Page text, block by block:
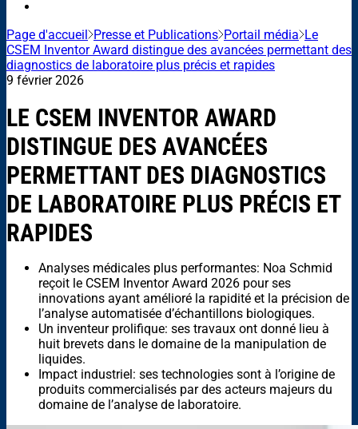
Page d'accueil Presse et Publications Portail média Le
CSEM Inventor Award distingue des avancées permettant des
diagnostics de laboratoire plus précis et rapides
9 février 2026
LE CSEM INVENTOR AWARD
DISTINGUE DES AVANCÉES
PERMETTANT DES DIAGNOSTICS
DE LABORATOIRE PLUS PRÉCIS ET
RAPIDES
Analyses médicales plus performantes: Noa Schmid
reçoit le CSEM Inventor Award 2026 pour ses
innovations ayant amélioré la rapidité et la précision de
l’analyse automatisée d’échantillons biologiques.
Un inventeur prolifique: ses travaux ont donné lieu à
huit brevets dans le domaine de la manipulation de
liquides.
Impact industriel: ses technologies sont à l’origine de
produits commercialisés par des acteurs majeurs du
domaine de l’analyse de laboratoire.